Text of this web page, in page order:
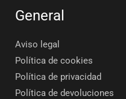
General
Aviso legal
Política de cookies
Política de privacidad
Política de devoluciones